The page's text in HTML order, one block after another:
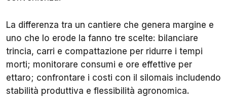
La differenza tra un cantiere che genera margine e
uno che lo erode la fanno tre scelte: bilanciare
trincia, carri e compattazione per ridurre i tempi
morti; monitorare consumi e ore effettive per
ettaro; confrontare i costi con il silomais includendo
stabilità produttiva e flessibilità agronomica.